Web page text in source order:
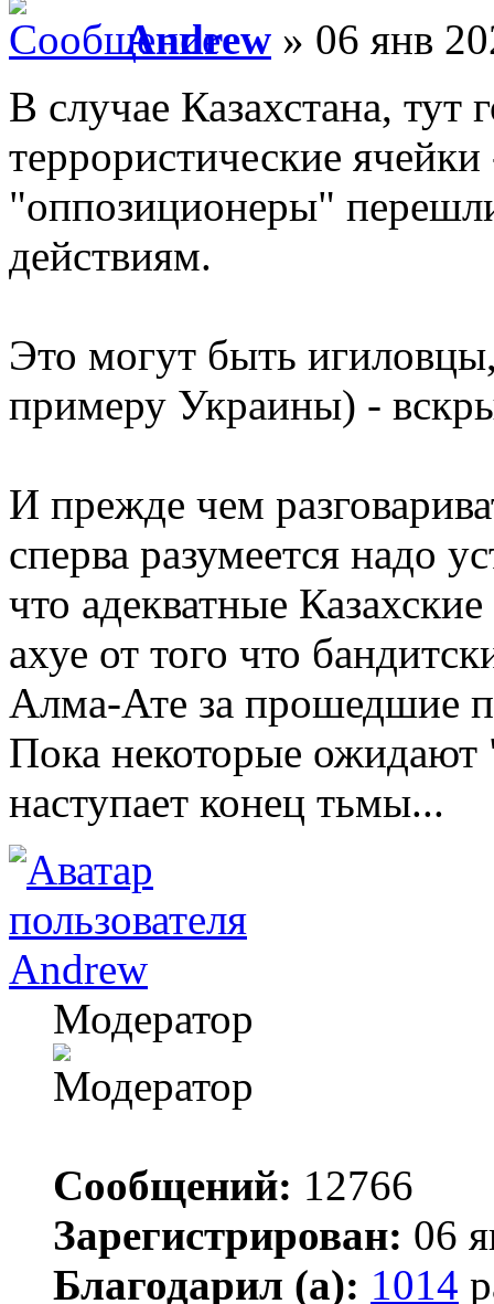
Andrew » 06 янв
В случае Казахстана, тут
террористические
"оппозиционеры"
действиям.
Это могут быть
примеру Украины) -
И прежде чем
сперва разумеется надо
что адекватные
ахуе от того что
Алма-Ате за прошедшие
Пока некоторые ожидают
наступает конец тьмы...
Andrew
Модератор
Сообщений: 12766
Зарегистрирован: 06
Благодарил (а): 1014